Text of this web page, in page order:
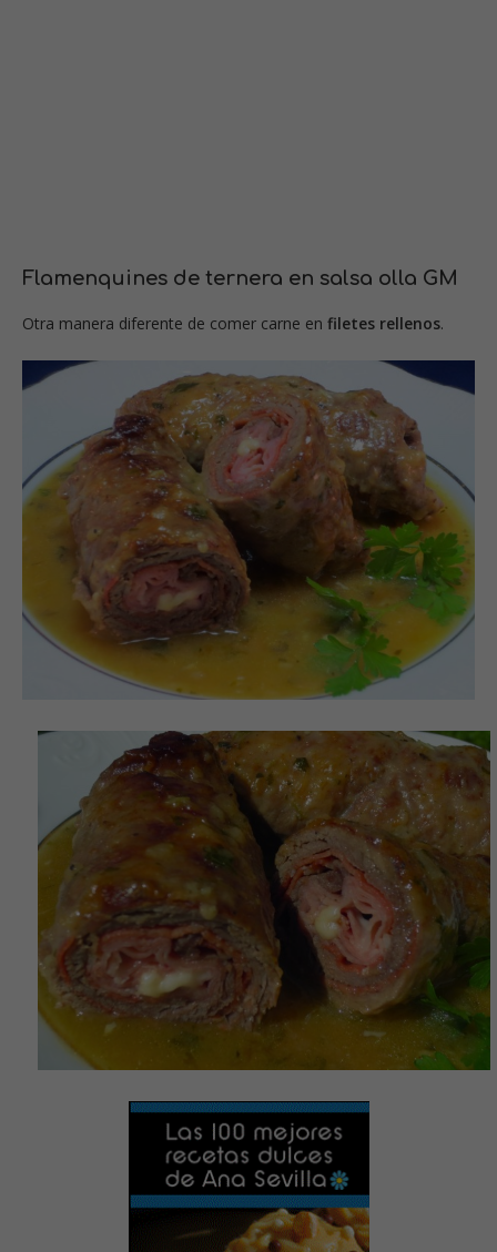
Flamenquines de ternera en salsa olla GM
Otra manera diferente de comer carne en filetes rellenos.